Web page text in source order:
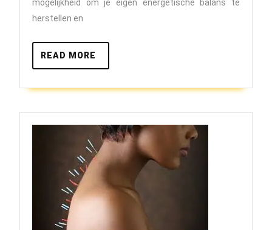
mogelijkheid om je eigen energetische balans te
herstellen en
READ MORE
MORE